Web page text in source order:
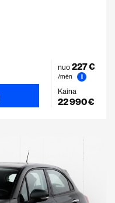
nuo 227 €
/mėn
i
Kaina
22 990 €